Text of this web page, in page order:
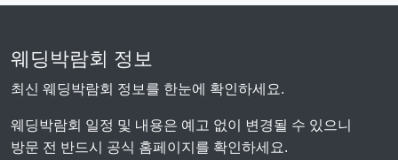
웨딩박람회 정보
최신 웨딩박람회 정보를 한눈에 확인하세요.
웨딩박람회 일정 및 내용은 예고 없이 변경될 수 있으니
방문 전 반드시 공식 홈페이지를 확인하세요.